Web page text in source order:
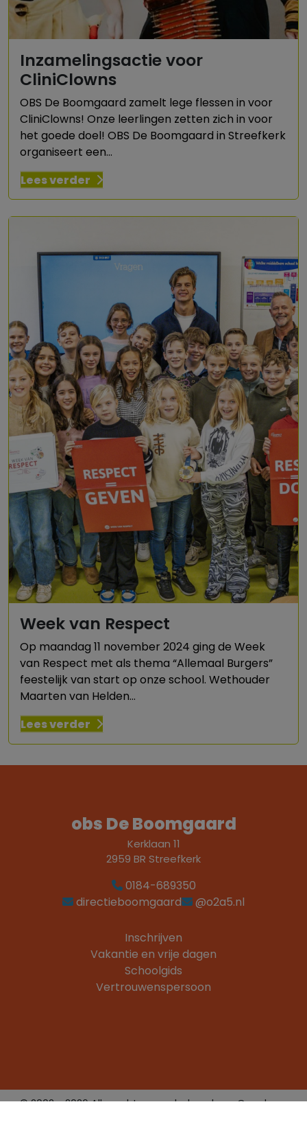
Inzamelingsactie voor
CliniClowns
OBS De Boomgaard zamelt lege flessen in voor
CliniClowns! Onze leerlingen zetten zich in voor
het goede doel! OBS De Boomgaard in Streefkerk
organiseert een...
Lees verder
Week van Respect
Op maandag 11 november 2024 ging de Week
van Respect met als thema “Allemaal Burgers”
feestelijk van start op onze school. Wethouder
Maarten van Helden...
Lees verder
obs De Boomgaard
Kerklaan 11
2959 BR Streefkerk
0184-689350
directieboomgaard
@o2a5.nl
Inschrijven
Vakantie en vrije dagen
Schoolgids
Vertrouwenspersoon
© 2002 - 2026 Alle rechten voorbehouden - Openbare